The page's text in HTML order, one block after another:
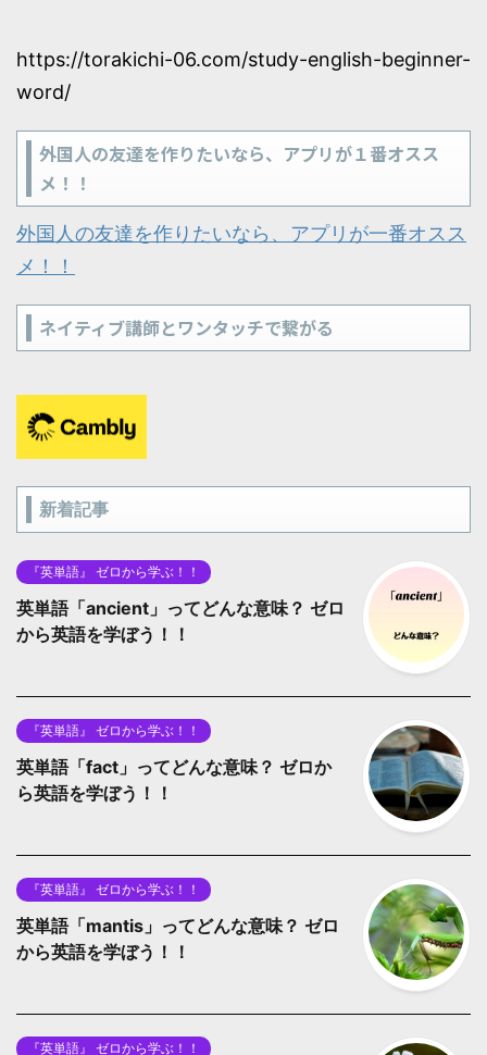
https://torakichi-06.com/study-english-beginner-
word/
外国人の友達を作りたいなら、アプリが１番オスス
メ！！
外国人の友達を作りたいなら、アプリが一番オスス
メ！！
ネイティブ講師とワンタッチで繋がる
新着記事
『英単語』 ゼロから学ぶ！！
英単語「ancient」ってどんな意味？ ゼロ
から英語を学ぼう！！
『英単語』 ゼロから学ぶ！！
英単語「fact」ってどんな意味？ ゼロか
ら英語を学ぼう！！
『英単語』 ゼロから学ぶ！！
英単語「mantis」ってどんな意味？ ゼロ
から英語を学ぼう！！
『英単語』 ゼロから学ぶ！！